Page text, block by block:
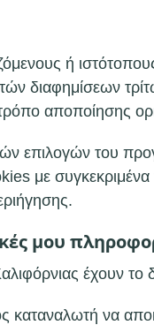
ή
διαφημίσεων
τρόπο αποποίησης
επιλογών του
με
μου
έχουν το
να